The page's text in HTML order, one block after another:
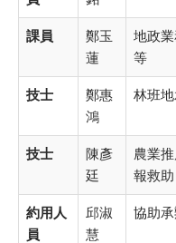
課員
鄭玉
蓮
地政
等
技士
鄭惠
鴻
林班
技士
陳彥
廷
農業
報救助
約用人
員
邱淑
慧
協助